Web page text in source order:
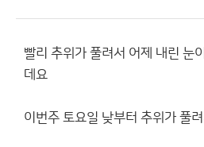
빨리 추위가 풀려서 어제 내린 눈
데요
이번주 토요일 낮부터 추위가 풀